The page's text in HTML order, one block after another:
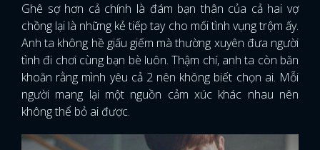
Ghê sợ hơn cả chính là đám bạn thân của cả hai vợ
chồng lại là những kẻ tiếp tay cho mối tình vụng trộm ấy.
Anh ta không hề giấu giếm mà thường xuyên đưa người
tình đi chơi cùng bạn bè luôn. Thậm chí, anh ta còn băn
khoăn rằng mình yêu cả 2 nên không biết chọn ai. Mỗi
người mang lại một nguồn cảm xúc khác nhau nên
không thể bỏ ai được.